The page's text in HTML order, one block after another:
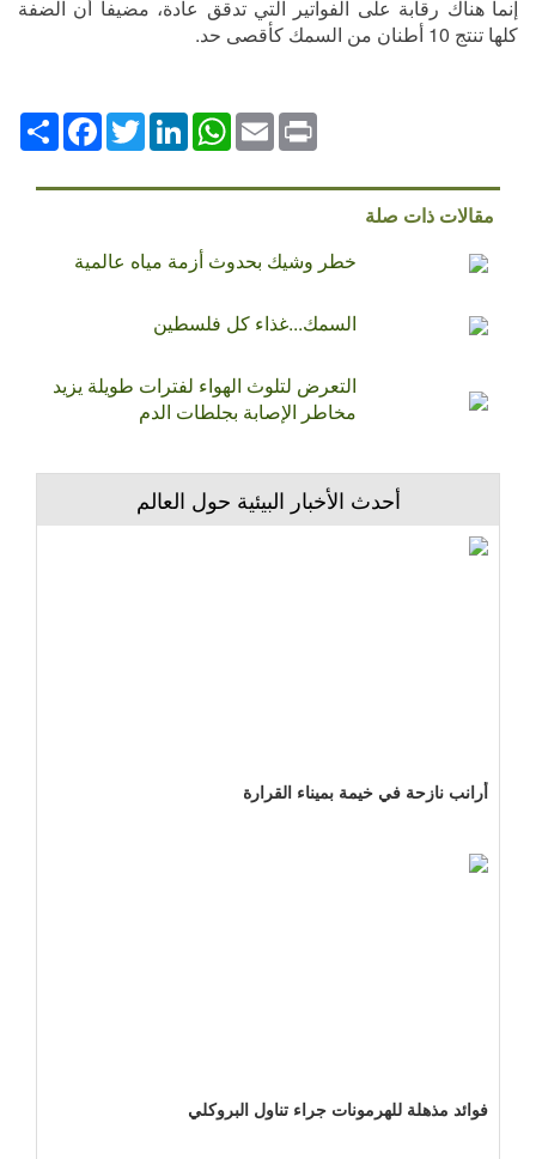
إنما هناك رقابة على الفواتير التي تدقق عادة، مضيفاً أن الضفة
كلها تنتج 10 أطنان من السمك كأقصى حد.
انشر
FacebookTwitterLinkedIn
WhatsAppEmailPrint
مقالات ذات صلة
خطر وشيك بحدوث أزمة مياه عالمية
السمك...غذاء كل فلسطين
التعرض لتلوث الهواء لفترات طويلة يزيد
مخاطر الإصابة بجلطات الدم
أحدث الأخبار البيئية حول العالم
أرانب نازحة في خيمة بميناء القرارة
فوائد مذهلة للهرمونات جراء تناول البروكلي